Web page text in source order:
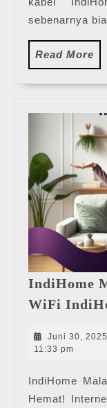
sebenarnya
Read More
IndiHome
WiFi
Juni 30, 2025
11:33 pm
IndiHome
Hemat!